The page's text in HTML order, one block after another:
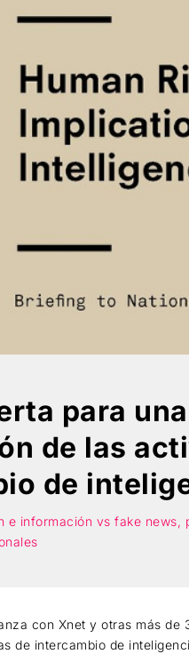
para
de las
de
e información vs fake
con Xnet y otras más
de intercambio de